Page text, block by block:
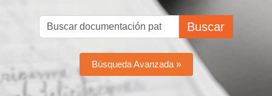
Buscar
Búsqueda Avanzada »